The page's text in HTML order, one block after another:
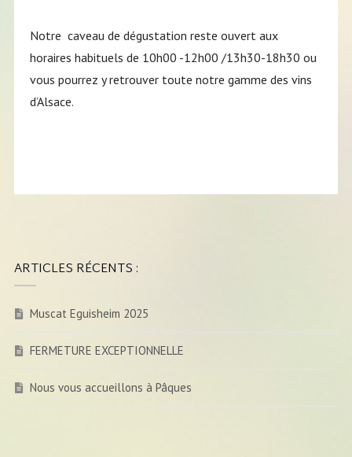
Notre caveau de dégustation reste ouvert aux
horaires habituels de 10h00 -12h00 /13h30-18h30 ou
vous pourrez y retrouver toute notre gamme des vins
d’Alsace.
ARTICLES RÉCENTS :
Muscat Eguisheim 2025
FERMETURE EXCEPTIONNELLE
Nous vous accueillons à Pâques